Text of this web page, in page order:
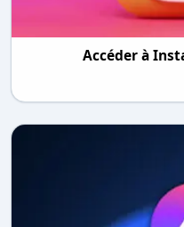
Accéder à